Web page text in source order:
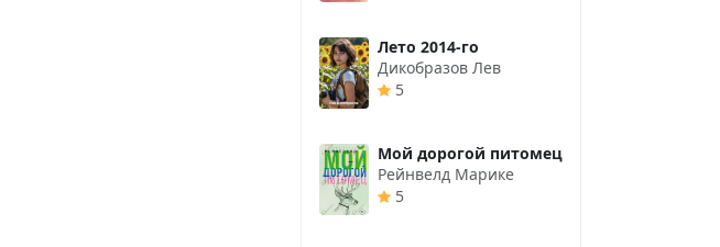
Лето 2014-го
Дикобразов Лев
5
Мой дорогой питомец
Рейнвелд Марике
5